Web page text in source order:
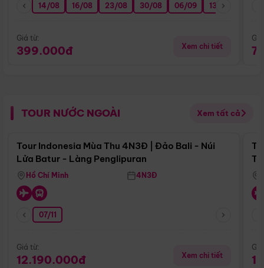
14/08 16/08 23/08 30/08 06/09 13/09
Giá từ:
399.000đ Xem chi tiết
TOUR NƯỚC NGOÀI Xem tất cả
Điểm nổi bật
Tour Indonesia Mùa Thu 4N3Đ | Đảo Bali - Núi
Lửa Batur - Làng Penglipuran
Hồ Chí Minh 4N3Đ
07/11
Giá từ:
12.190.000đ Xem chi tiết